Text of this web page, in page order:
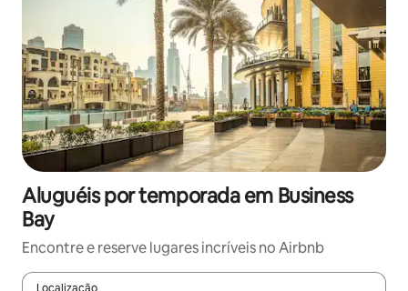
Aluguéis por temporada em Business
Bay
Encontre e reserve lugares incríveis no Airbnb